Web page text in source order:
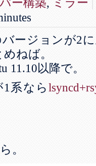
ージョンが2
ねば。
11.10以降で。
系なら
。